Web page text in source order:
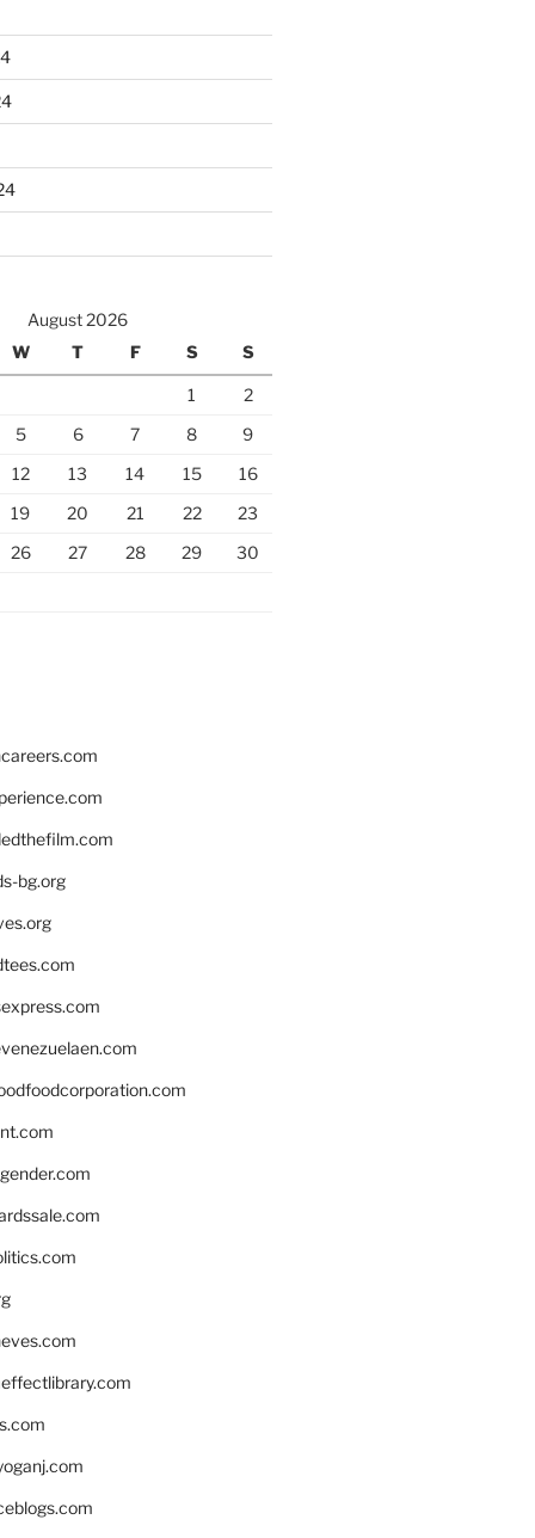
August 2026
W T F S S
1
2
5 6 7 8
9
12 13 14 15
16
19 20 21 22
23
26 27 28 29
30
bg.org